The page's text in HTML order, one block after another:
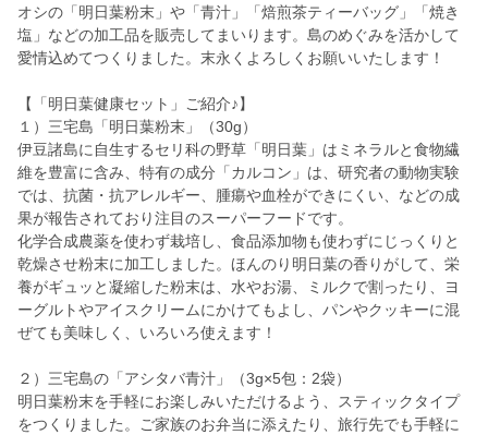
オシの「明日葉粉末」や「青汁」「焙煎茶ティーバッグ」「焼き
塩」などの加工品を販売してまいります。島のめぐみを活かして
愛情込めてつくりました。末永くよろしくお願いいたします！
【「明日葉健康セット」ご紹介♪】
１）三宅島「明日葉粉末」（30g）
伊豆諸島に自生するセリ科の野草「明日葉」はミネラルと食物繊
維を豊富に含み、特有の成分「カルコン」は、研究者の動物実験
では、抗菌・抗アレルギー、腫瘍や血栓ができにくい、などの成
果が報告されており注目のスーパーフードです。
化学合成農薬を使わず栽培し、食品添加物も使わずにじっくりと
乾燥させ粉末に加工しました。ほんのり明日葉の香りがして、栄
養がギュッと凝縮した粉末は、水やお湯、ミルクで割ったり、ヨ
ーグルトやアイスクリームにかけてもよし、パンやクッキーに混
ぜても美味しく、いろいろ使えます！
２）三宅島の「アシタバ青汁」（3g×5包：2袋）
明日葉粉末を手軽にお楽しみいただけるよう、スティックタイプ
をつくりました。ご家族のお弁当に添えたり、旅行先でも手軽に